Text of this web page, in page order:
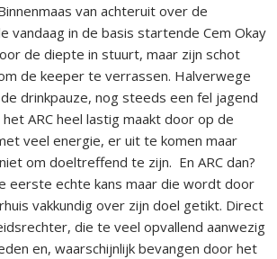
van achteruit over de
vandaag in de basis startende Cem Okay
de diepte in stuurt, maar zijn schot
de keeper te verrassen. Halverwege
drinkpauze, nog steeds een fel jagend
het ARC heel lastig maakt door op de
veel energie, er uit te komen maar
om doeltreffend te zijn. En ARC dan?
eerste echte kans maar die wordt door
vakkundig over zijn doel getikt. Direct
die te veel opvallend aanwezig
en, waarschijnlijk bevangen door het